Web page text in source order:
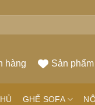
hàng Sản
GHẾ SOFA